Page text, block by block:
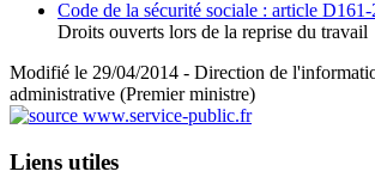
Code de la sécurité sociale : article D161-
Droits ouverts lors de la reprise du travail
Modifié le 29/04/2014 - Direction de
administrative (Premier ministre)
Liens utiles